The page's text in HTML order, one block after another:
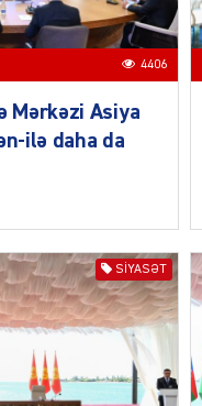
4406
Mərkəzi Asiya
ilə daha da
SIYASƏT